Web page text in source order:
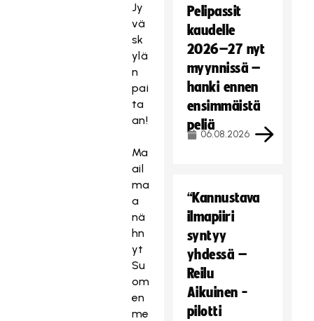
Jy
vä
sk
ylä
n
pai
ta
an!
Ma
ail
ma
a
nä
hn
yt
Su
om
en
me
Pelipassit
kaudelle
2026–27 nyt
myynnissä –
hanki ennen
ensimmäistä
peliä
06.08.2026
“Kannustava
ilmapiiri
syntyy
yhdessä –
Reilu
Aikuinen -
pilotti